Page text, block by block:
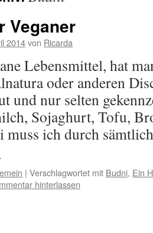
Veganer
2014von Ricarda
Lebensmittel, hat
oder anderen
und nur selten
Sojaghurt, Tofu,
muss ich durch
| Verschlagwortet mit Budni, Ein
hinterlassen